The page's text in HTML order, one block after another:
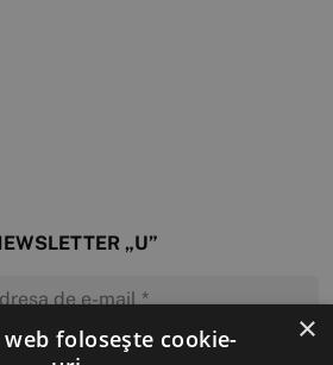
„U”
×
folosește cookie-